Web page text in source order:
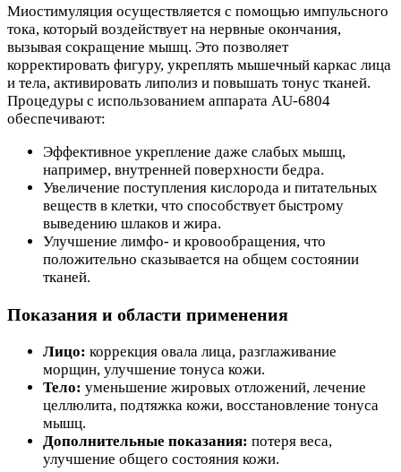
Миостимуляция осуществляется с помощью импульсного
тока, который воздействует на нервные окончания,
вызывая сокращение мышц. Это позволяет
корректировать фигуру, укреплять мышечный каркас лица
и тела, активировать липолиз и повышать тонус тканей.
Процедуры с использованием аппарата AU-6804
обеспечивают:
Эффективное укрепление даже слабых мышц,
например, внутренней поверхности бедра.
Увеличение поступления кислорода и питательных
веществ в клетки, что способствует быстрому
выведению шлаков и жира.
Улучшение лимфо- и кровообращения, что
положительно сказывается на общем состоянии
тканей.
Показания и области применения
Лицо: коррекция овала лица, разглаживание
морщин, улучшение тонуса кожи.
Тело: уменьшение жировых отложений, лечение
целлюлита, подтяжка кожи, восстановление тонуса
мышц.
Дополнительные показания: потеря веса,
улучшение общего состояния кожи.